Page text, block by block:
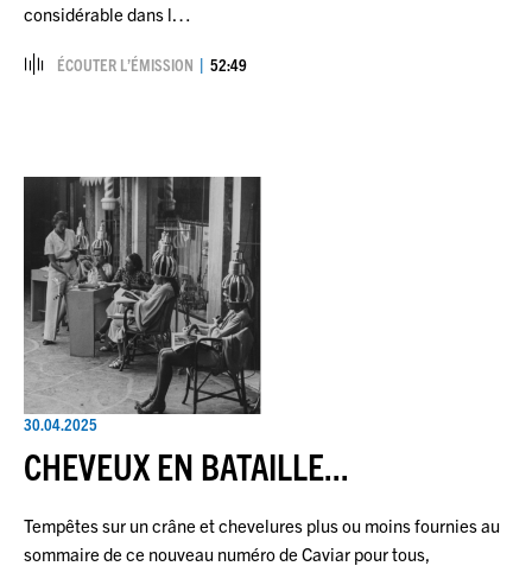
considérable dans l…
ÉCOUTER L’ÉMISSION 52:49
30.04.2025
CHEVEUX EN BATAILLE...
Tempêtes sur un crâne et chevelures plus ou moins fournies au
sommaire de ce nouveau numéro de Caviar pour tous,